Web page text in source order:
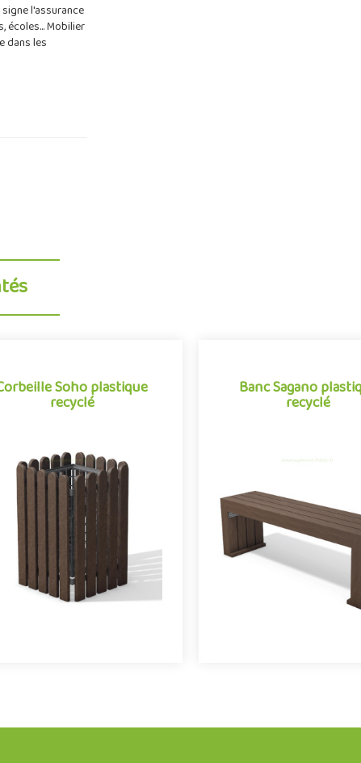
l'assurance
écoles... Mobilier
dans les
Soho plastique
recyclé
recyclé
Mobilier urbain conçu en plastique
recyclé, la corbeille Soho de la
gamme Neo conjugue avec succès
design et développement du..
Banc Sagano
recyclé
mobilier urbain peut être à
écologique et esthétique.
plastique recyclé, ce ..
Offre partenaire